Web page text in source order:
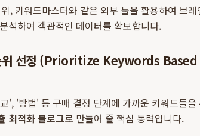
, 키워드마스터와 같은 외부 툴을 활용하여 브
석하여 객관적인 데이터를 확보합니다.
위 선정 (Prioritize Keywords
', '방법' 등 구매 결정 단계에 가까운 키워드들을
최적화 블로그로 만들어 줄 핵심 동력입니다.